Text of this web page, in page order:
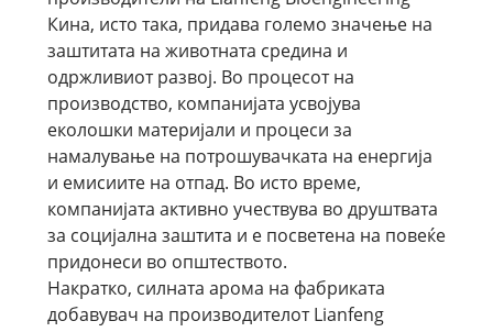
Кина, исто така, придава големо значење на
заштитата на животната средина и
одржливиот развој. Во процесот на
производство, компанијата усвојува
еколошки материјали и процеси за
намалување на потрошувачката на енергија
и емисиите на отпад. Во исто време,
компанијата активно учествува во друштвата
за социјална заштита и е посветена на повеќе
придонеси во општеството.
Накратко, силната арома на фабриката
добавувач на производителот Lianfeng